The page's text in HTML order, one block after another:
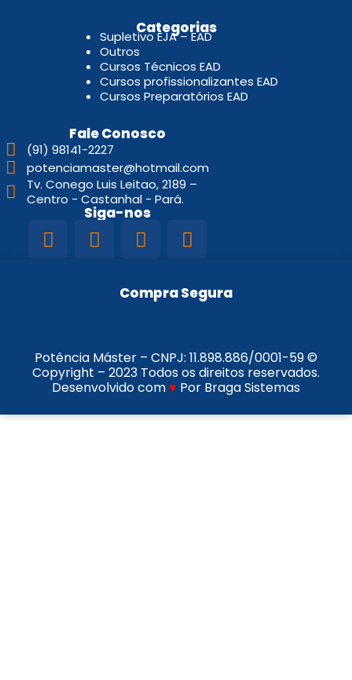
Categorias
Supletivo EJA – EAD
Outros
Cursos Técnicos EAD
Cursos profissionalizantes EAD
Cursos Preparatórios EAD
Fale Conosco
(91) 98141-2227
potenciamaster@hotmail.com
Tv. Conego Luis Leitao, 2189 –
Centro - Castanhal - Pará.
Siga-nos
Compra Segura
Potência Máster – CNPJ: 11.898.886/0001-59©
Copyright – 2023 Todos os direitos reservados.
Desenvolvido com♥ Por Braga Sistemas